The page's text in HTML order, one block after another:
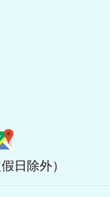
日除外）